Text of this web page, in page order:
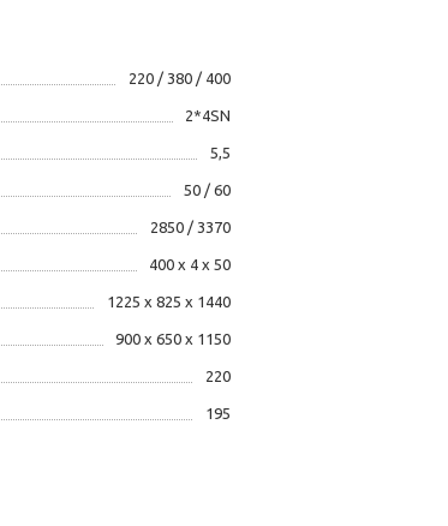
220 / 380 / 400
2*4SN
5,5
50 / 60
2850 / 3370
400 х 4 х 50
1225 х 825 х 1440
900 х 650 х 1150
220
195